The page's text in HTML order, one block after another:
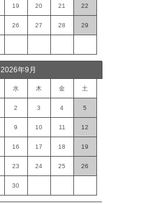
19 20 21 22
26 27 28 29
2026年9月
水 木 金 土
2 3 4 5
9 10 11 12
16 17 18 19
23 24 25 26
30